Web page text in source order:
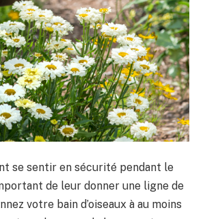
se sentir en sécurité pendant le
de leur donner une ligne de
votre bain d’oiseaux à au moins